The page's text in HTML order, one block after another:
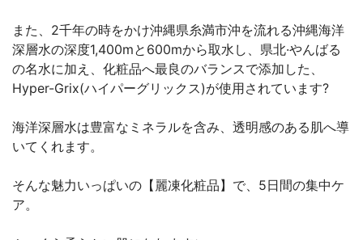
また、2千年の時をかけ沖縄県糸満市沖を流れる沖縄海洋
深層水の深度1,400mと600mから取水し、県北·やんばる
の名水に加え、化粧品へ最良のバランスで添加した、
Hyper-Grix(ハイパーグリックス)が使用されています?
海洋深層水は豊富なミネラルを含み、透明感のある肌へ導
いてくれます。
そんな魅力いっぱいの【麗凍化粧品】で、5日間の集中ケ
ア。